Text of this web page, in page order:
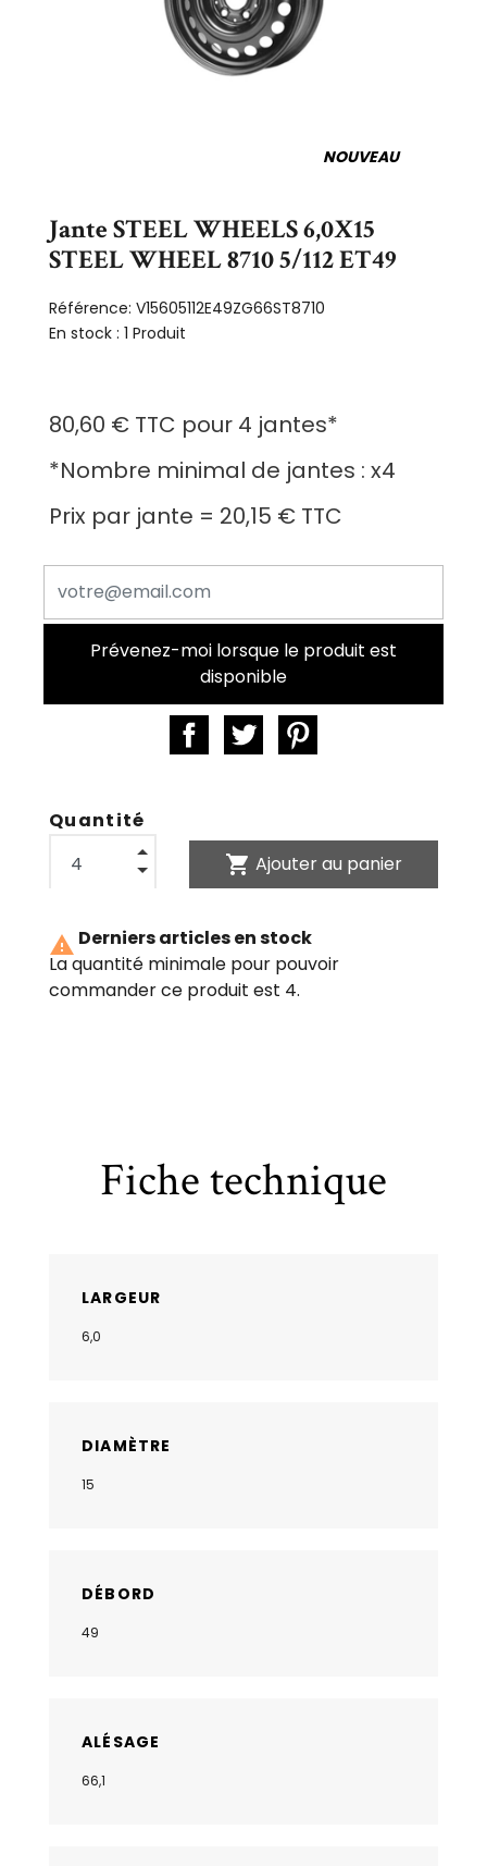
NOUVEAU
Jante STEEL WHEELS 6,0X15
STEEL WHEEL 8710 5/112 ET49
Référence: V15605112E49ZG66ST8710
En stock : 1 Produit
80,60 € TTC pour 4 jantes*
*Nombre minimal de jantes : x4
Prix par jante = 20,15 € TTC
Prévenez-moi lorsque le produit est
disponible
Quantité
shopping_cart Ajouter au panier
 Derniers articles en stock
La quantité minimale pour pouvoir
commander ce produit est 4.
Fiche technique
LARGEUR
6,0
DIAMÈTRE
15
DÉBORD
49
ALÉSAGE
66,1